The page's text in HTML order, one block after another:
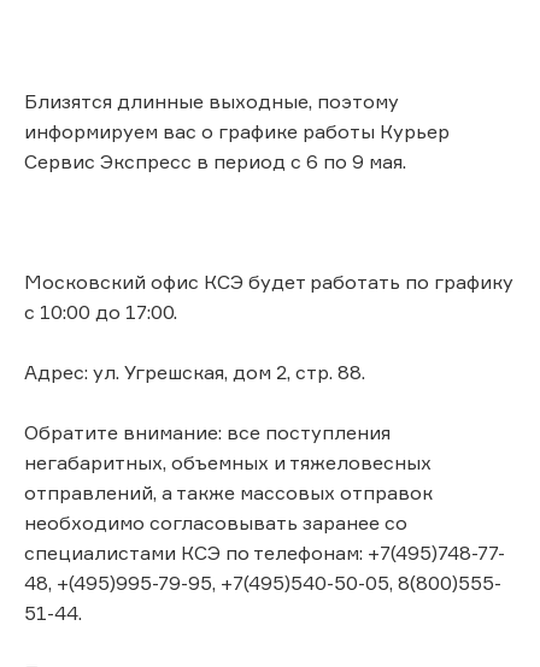
Близятся длинные выходные, поэтому
информируем вас о графике работы Курьер
Сервис Экспресс в период с 6 по 9 мая.
Московский офис КСЭ будет работать по графику
с 10:00 до 17:00.
Адрес: ул. Угрешская, дом 2, стр. 88.
Обратите внимание: все поступления
негабаритных, объемных и тяжеловесных
отправлений, а также массовых отправок
необходимо согласовывать заранее со
специалистами КСЭ по телефонам: +7(495)748-77-
48, +(495)995-79-95, +7(495)540-50-05, 8(800)555-
51-44.